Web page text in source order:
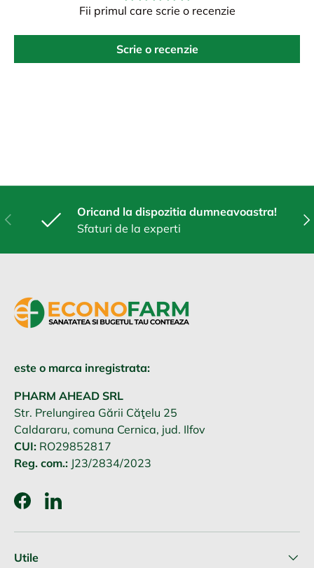
Fii primul care scrie o recenzie
Scrie o recenzie
Anterior
Oricand la dispozitia dumneavoastra!
Sfaturi de la experti
este o marca inregistrata:
PHARM AHEAD SRL
Str. Prelungirea Gării Căţelu 25
Caldararu, comuna Cernica, jud. Ilfov
CUI: RO29852817
Reg. com.: J23/2834/2023
FacebookLinkedIn
Utile